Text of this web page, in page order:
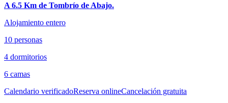
A 6.5 Km de Tombrío de Abajo.
Alojamiento entero
10 personas
4 dormitorios
6 camas
Calendario verificadoReserva onlineCancelación gratuita